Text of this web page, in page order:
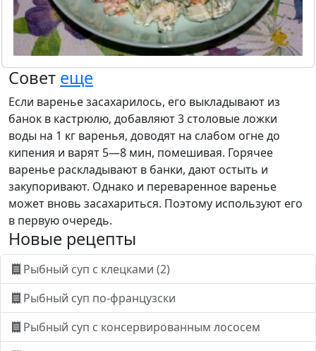
Совет еще
Если варенье засахарилось, его выкладывают из
банок в кастрюлю, добавляют 3 столовые ложки
воды на 1 кг варенья, доводят на слабом огне до
кипения и варят 5—8 мин, помешивая. Горячее
варенье раскладывают в банки, дают остыть и
закупоривают. Однако и переваренное варенье
может вновь засахариться. Поэтому используют его
в первую очередь.
Новые рецепты
Рыбный суп с клецками (2)
Рыбный суп по-французски
Рыбный суп с консервированным лососем